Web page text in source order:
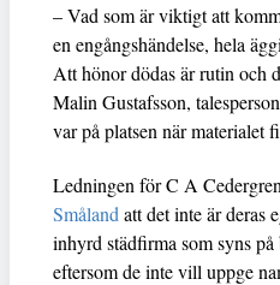
– Vad som är viktigt att
en engångshändelse, hela
Att hönor dödas är rutin och
Malin Gustafsson,
var på platsen när materialet
Ledningen för C A Cedergren
Småland att det inte är deras
inhyrd städfirma som syns
eftersom de inte vill uppge